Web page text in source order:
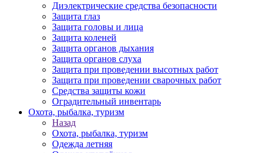
Диэлектрические средства безопасности
Защита глаз
Защита головы и лица
Защита коленей
Защита органов дыхания
Защита органов слуха
Защита при проведении высотных работ
Защита при проведении сварочных работ
Средства защиты кожи
Оградительный инвентарь
Охота, рыбалка, туризм
Назад
Охота, рыбалка, туризм
Одежда летняя